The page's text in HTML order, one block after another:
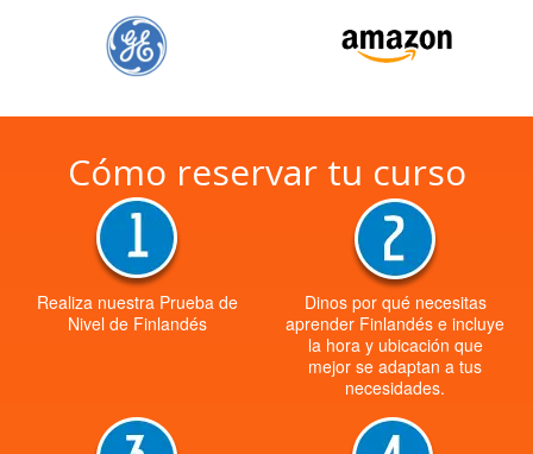
Cómo reservar tu curso
Realiza nuestra Prueba de
Nivel de Finlandés
Dinos por qué necesitas
aprender Finlandés e incluye
la hora y ubicación que
mejor se adaptan a tus
necesidades.